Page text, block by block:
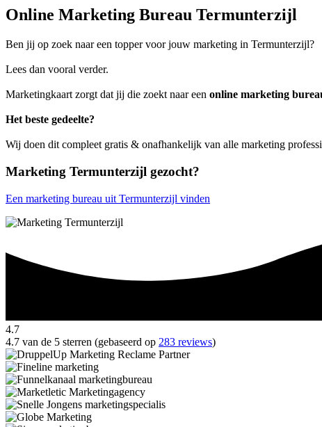
Online Marketing Bureau Termunterzijl
Ben jij op zoek naar een topper voor jouw marketing in Termunterzijl?
Lees dan vooral verder.
Marketingkaart zorgt dat jij die zoekt naar een online marketing
Het beste gedeelte?
Wij doen dit compleet gratis & onafhankelijk van alle marketing
Marketing Termunterzijl gezocht?
Een marketing bureau uit Termunterzijl vinden
4.7
4.7 van de 5 sterren (gebaseerd op 283 reviews)